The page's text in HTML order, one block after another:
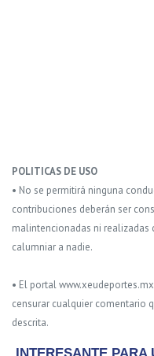
POLITICAS DE USO
• No se permitirá ninguna
contribuciones deberán ser
malintencionadas ni realizadas
calumniar a nadie.
• El portal
censurar cualquier comentario
descrita.